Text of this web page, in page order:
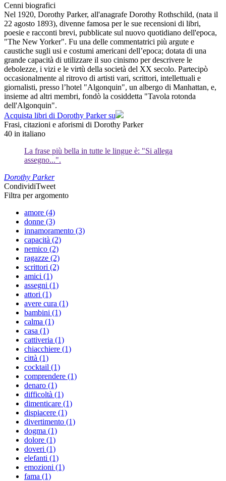
Cenni biografici
Nel 1920, Dorothy Parker, all'anagrafe Dorothy Rothschild, (nata il
22 agosto 1893), divenne famosa per le sue recensioni di libri,
poesie e racconti brevi, pubblicate sul nuovo quotidiano dell'epoca,
"The New Yorker". Fu una delle commentatrici più argute e
caustiche sugli usi e costumi americani dell’epoca; dotata di una
grande capacità di utilizzare il suo cinismo per descrivere le
debolezze, i vizi e le virtù della società del XX secolo. Partecipò
occasionalmente al ritrovo di artisti vari, scrittori, intellettuali e
giornalisti, presso l’hotel "Algonquin", un albergo di Manhattan, e,
insieme ad altri membri, fondò la cosiddetta "Tavola rotonda
dell'Algonquin".
Acquista libri di Dorothy Parker su
Frasi, citazioni e aforismi di Dorothy Parker
40 in italiano
La frase più bella in tutte le lingue è: "Si allega
assegno...".
Dorothy Parker
CondividiTweet
Filtra per argomento
amore (4)
donne (3)
innamoramento (3)
capacità (2)
nemico (2)
ragazze (2)
scrittori (2)
amici (1)
assegni (1)
attori (1)
avere cura (1)
bambini (1)
calma (1)
casa (1)
cattiveria (1)
chiacchiere (1)
città (1)
cocktail (1)
comprendere (1)
denaro (1)
difficoltà (1)
dimenticare (1)
dispiacere (1)
divertimento (1)
dogma (1)
dolore (1)
doveri (1)
elefanti (1)
emozioni (1)
fama (1)